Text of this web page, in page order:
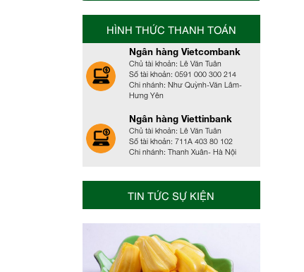
HÌNH THỨC THANH TOÁN
Ngân hàng Vietcombank
Chủ tài khoản: Lê Văn Tuân
Số tài khoản: 0591 000 300 214
Chi nhánh: Như Quỳnh-Văn Lâm-
Hưng Yên
Ngân hàng Viettinbank
Chủ tài khoản: Lê Văn Tuân
Số tài khoản: 711A 403 80 102
Chi nhánh: Thanh Xuân- Hà Nội
TIN TỨC SỰ KIỆN